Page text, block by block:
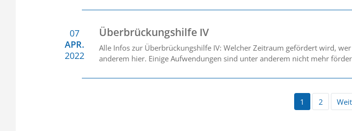
07
APR.
2022
Überbrückungshilfe IV
Alle Infos zur Überbrückungshilfe IV: Welcher Zeitraum gefördert wird,
anderem hier. Einige Aufwendungen sind unter anderem nicht mehr
1 2